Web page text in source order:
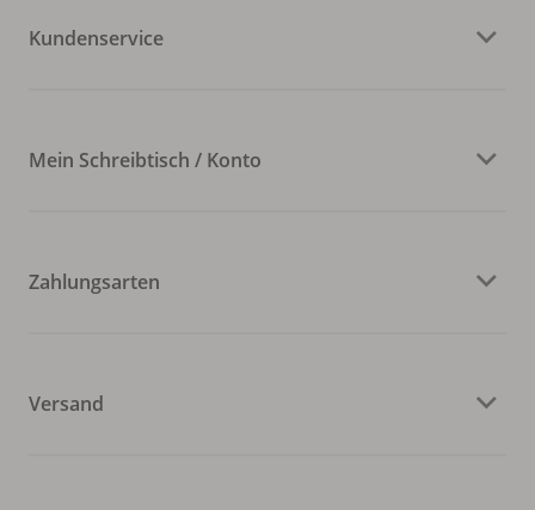
Kundenservice
Mein Schreibtisch / Konto
Zahlungsarten
Versand